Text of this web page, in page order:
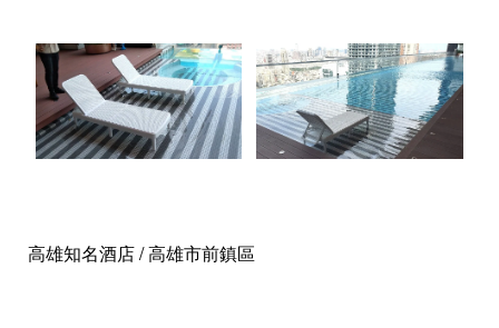
高雄知名酒店 / 高雄市前鎮區